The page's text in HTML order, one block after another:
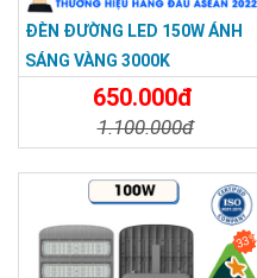
Đạt chuẩn chống bụi –
trong mọi
SẢN PHẨM CHẤT LƯỢNG -
ĐÈN ĐƯỜNG LED 150W ÁNH
SÁNG VÀNG 3000K
650.000đ
1.100.000đ
33%